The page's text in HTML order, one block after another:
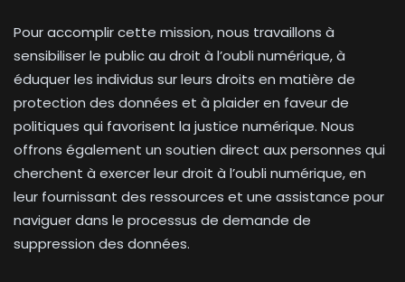
Pour accomplir cette mission, nous travaillons à
sensibiliser le public au droit à l’oubli numérique, à
éduquer les individus sur leurs droits en matière de
protection des données et à plaider en faveur de
politiques qui favorisent la justice numérique. Nous
offrons également un soutien direct aux personnes qui
cherchent à exercer leur droit à l’oubli numérique, en
leur fournissant des ressources et une assistance pour
naviguer dans le processus de demande de
suppression des données.